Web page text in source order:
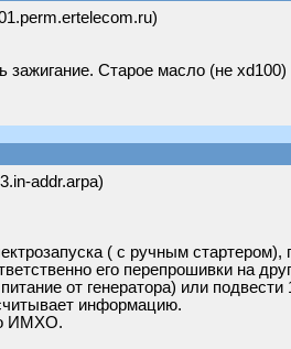
зажигание. Старое масло (не
addr.arpa)
( с ручным
его перепрошивки на
от генератора) или
информацию.
ИМХО.